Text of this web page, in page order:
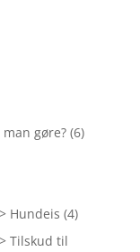
gøre? (6)
Hundeis (4)
Tilskud til